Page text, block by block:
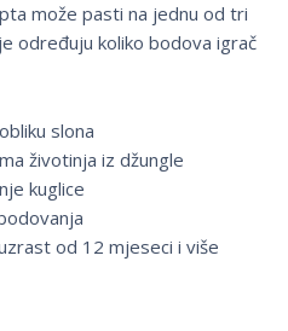
može pasti na jednu od tri
određuju koliko bodova igrač
slona
životinja iz džungle
kuglice
od 12 mjeseci i više